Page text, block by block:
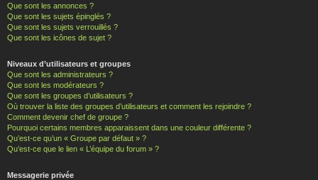
Que sont les annonces ?
Que sont les sujets épinglés ?
Que sont les sujets verrouillés ?
Que sont les icônes de sujet ?
Niveaux d’utilisateurs et groupes
Que sont les administrateurs ?
Que sont les modérateurs ?
Que sont les groupes d’utilisateurs ?
Où trouver la liste des groupes d’utilisateurs et comment les rejoindre ?
Comment devenir chef de groupe ?
Pourquoi certains membres apparaissent dans une couleur différente ?
Qu’est-ce qu’un « Groupe par défaut » ?
Qu’est-ce que le lien « L’équipe du forum » ?
Messagerie privée